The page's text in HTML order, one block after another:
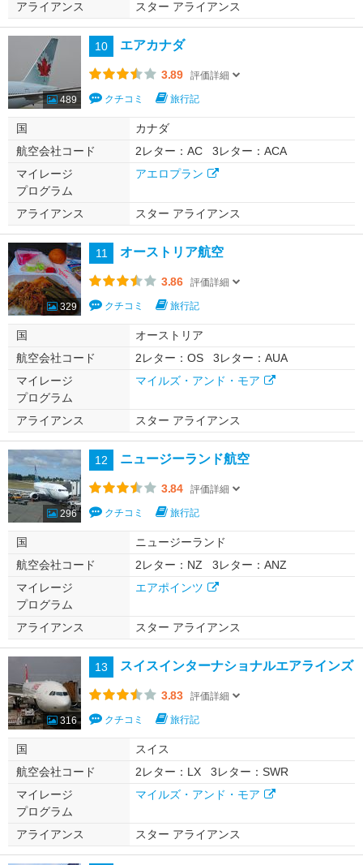
アライアンス スター アライアンス
489
10 エアカナダ
3.89 評価詳細
クチコミ 旅行記
国
カナダ
航空会社コード
2レター：AC 3レター：ACA
マイレージ
プログラム
アエロプラン
アライアンス スター アライアンス
329
11 オーストリア航空
3.86 評価詳細
クチコミ 旅行記
国
オーストリア
航空会社コード
2レター：OS 3レター：AUA
マイレージ
プログラム
マイルズ・アンド・モア
アライアンス スター アライアンス
296
12 ニュージーランド航空
3.84 評価詳細
クチコミ 旅行記
国
ニュージーランド
航空会社コード
2レター：NZ 3レター：ANZ
マイレージ
プログラム
エアポインツ
アライアンス スター アライアンス
316
13 スイスインターナショナルエアラインズ
3.83 評価詳細
クチコミ 旅行記
国
スイス
航空会社コード
2レター：LX 3レター：SWR
マイレージ
プログラム
マイルズ・アンド・モア
アライアンス スター アライアンス